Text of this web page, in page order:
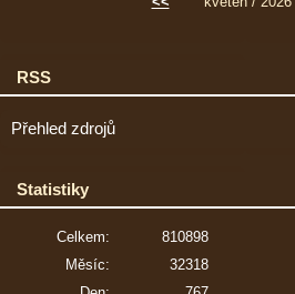
RSS
Přehled zdrojů
Statistiky
Celkem:
810898
Měsíc:
32318